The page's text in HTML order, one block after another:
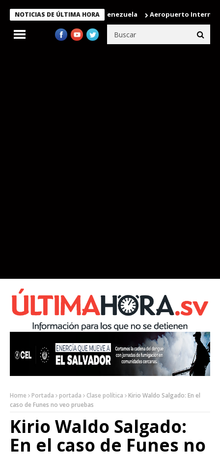
NOTICIAS DE ÚLTIMA HORA
humanitaria enviada a Venezuela Aeropuerto Internacional
Home Portada portada Clase política
Kirio Waldo Salgado: En el
caso de Funes no veo pruebas
Kirio Waldo Salgado:
En el caso de Funes no